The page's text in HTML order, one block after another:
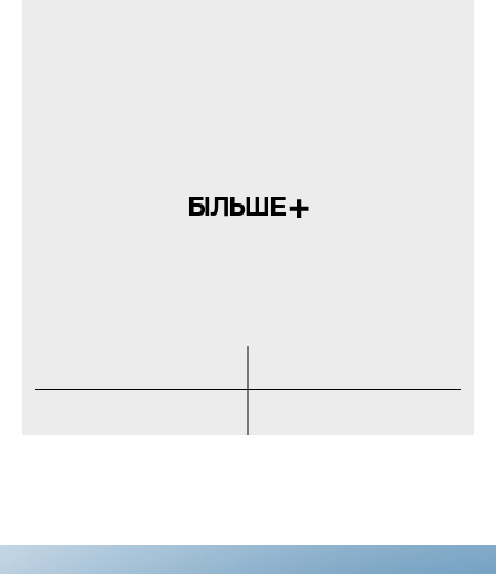
БІЛЬШЕ